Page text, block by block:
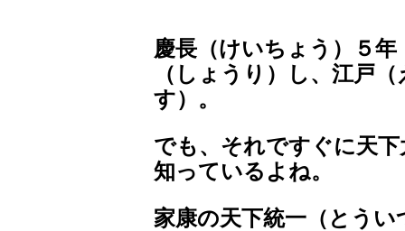
慶長（けいちょう）５
（しょうり）し、江戸
す）。
でも、それですぐに天
知っているよね。
家康の天下統一（とう